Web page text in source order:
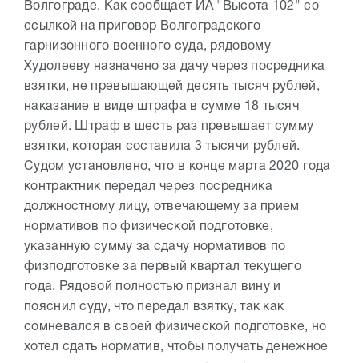
Волгограде. Как сообщает ИА "Высота 102" со
ссылкой на приговор Волгоградского
гарнизонного военного суда, рядовому
Худолееву назначено за дачу через посредника
взятки, не превышающей десять тысяч рублей,
наказание в виде штрафа в сумме 18 тысяч
рублей. Штраф в шесть раз превышает сумму
взятки, которая составила 3 тысячи рублей.
Судом установлено, что в конце марта 2020 года
контрактник передал через посредника
должностному лицу, отвечающему за прием
нормативов по физической подготовке,
указанную сумму за сдачу нормативов по
физподготовке за первый квартал текущего
года. Рядовой полностью признал вину и
пояснил суду, что передал взятку, так как
сомневался в своей физической подготовке, но
хотел сдать норматив, чтобы получать денежное